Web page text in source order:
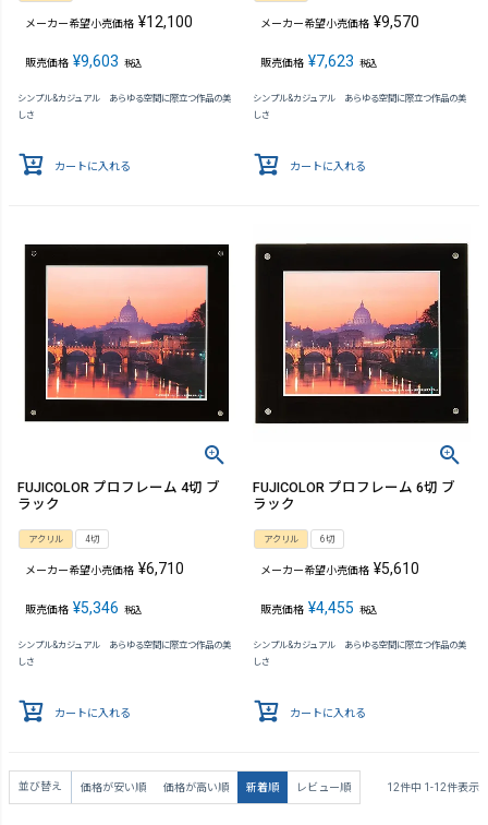
メーカー希望小売価格 ¥12,100
販売価格 ¥9,603 税込
シンプル&カジュアル あらゆる空間に際立つ作品の美
しさ
カートに入れる
メーカー希望小売価格 ¥9,570
販売価格 ¥7,623 税込
シンプル&カジュアル あらゆる空間に際立つ作品の美
しさ
カートに入れる
FUJICOLOR プロフレーム 4切 ブ
ラック
アクリル 4切
メーカー希望小売価格 ¥6,710
販売価格 ¥5,346 税込
シンプル&カジュアル あらゆる空間に際立つ作品の美
しさ
カートに入れる
FUJICOLOR プロフレーム 6切 ブ
ラック
アクリル 6切
メーカー希望小売価格 ¥5,610
販売価格 ¥4,455 税込
シンプル&カジュアル あらゆる空間に際立つ作品の美
しさ
カートに入れる
並び替え 価格が安い順 価格が高い順 新着順 レビュー順 12件中 1 -12件表示